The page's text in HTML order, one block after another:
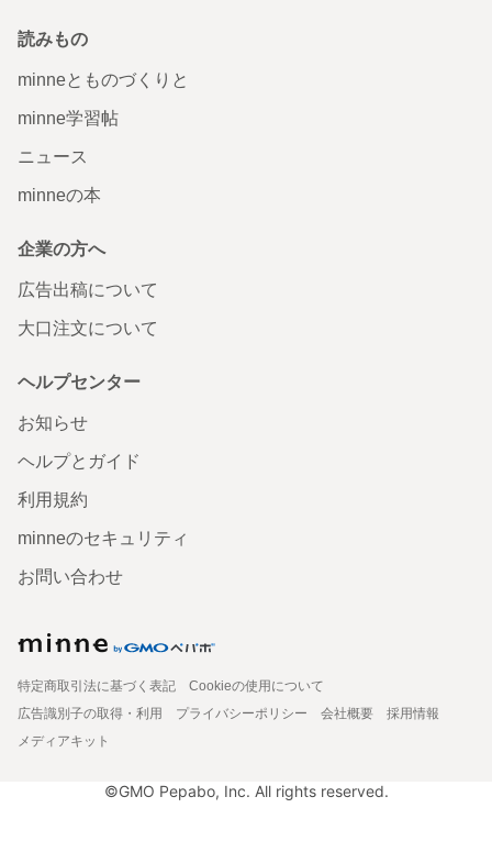
読みもの
minneとものづくりと
minne学習帖
ニュース
minneの本
企業の方へ
広告出稿について
大口注文について
ヘルプセンター
お知らせ
ヘルプとガイド
利用規約
minneのセキュリティ
お問い合わせ
特定商取引法に基づく表記
Cookieの使用について
広告識別子の取得・利用
プライバシーポリシー 会社概要
採用情報
メディアキット
©GMO Pepabo, Inc. All rights reserved.